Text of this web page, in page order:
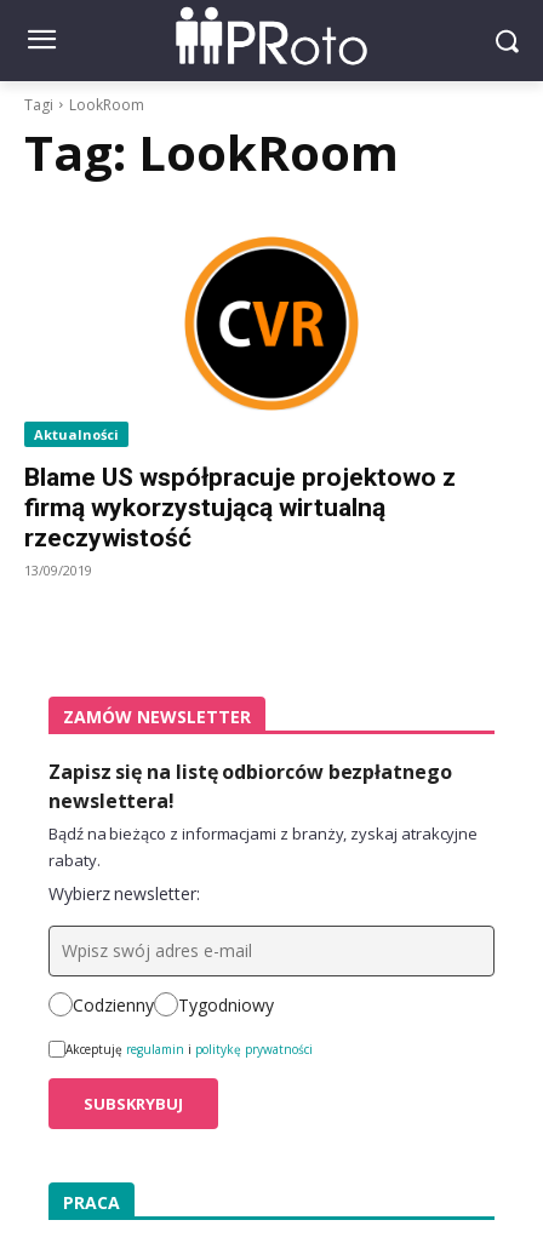
Tagi LookRoom
Tag: LookRoom
Aktualności
Blame US współpracuje projektowo z
firmą wykorzystującą wirtualną
rzeczywistość
13/09/2019
ZAMÓW NEWSLETTER
Zapisz się na listę odbiorców bezpłatnego
newslettera!
Bądź na bieżąco z informacjami z branży, zyskaj atrakcyjne
rabaty.
Wybierz newsletter:
Codzienny Tygodniowy
Akceptuję regulamin i politykę prywatności
PRACA